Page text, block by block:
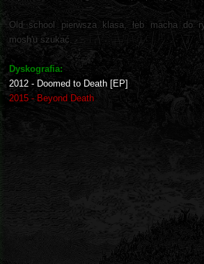
Old school pierwsza klasa, łeb macha do
mosh'u szukać.
Dyskografia:
2012 - Doomed to Death [EP]
2015 - Beyond Death